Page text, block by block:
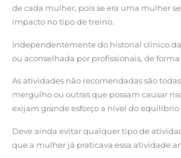
de cada mulher, pois se era uma mulher
impacto no tipo de treino.
Independentemente do historial clínico
ou aconselhada por profissionais, de
As atividades não recomendadas são
mergulho ou outras que possam causar
exijam grande esforço a nível do
Deve ainda evitar qualquer tipo de
que a mulher já praticava essa atividade